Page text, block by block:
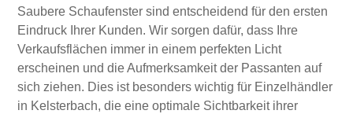
Saubere Schaufenster sind entscheidend für den ersten
Eindruck Ihrer Kunden. Wir sorgen dafür, dass Ihre
Verkaufsflächen immer in einem perfekten Licht
erscheinen und die Aufmerksamkeit der Passanten auf
sich ziehen. Dies ist besonders wichtig für Einzelhändler
in Kelsterbach, die eine optimale Sichtbarkeit ihrer